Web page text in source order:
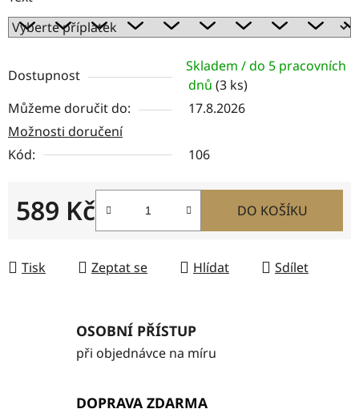
Dostupnost
Skladem / do 5 pracovních
dnů (3 ks)
Můžeme doručit do:
17.8.2026
Možnosti doručení
Kód:
106
589 Kč DO KOŠÍKU
Tisk Zeptat se Hlídat Sdílet
OSOBNÍ PŘÍSTUP
při objednávce na míru
DOPRAVA ZDARMA